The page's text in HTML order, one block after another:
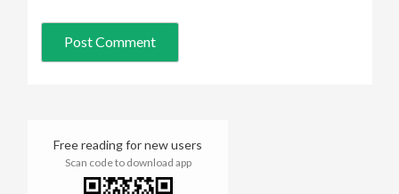
Free reading for new users
Scan code to download app